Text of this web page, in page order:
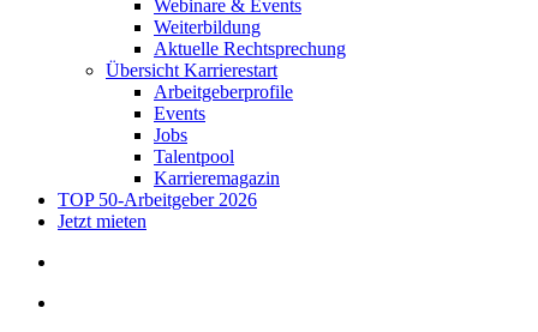
Webinare & Events
Weiterbildung
Aktuelle Rechtsprechung
Übersicht Karrierestart
Arbeitgeberprofile
Events
Jobs
Talentpool
Karrieremagazin
TOP 50-Arbeitgeber 2026
Jetzt mieten